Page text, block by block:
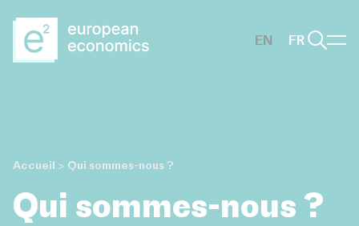
EN
FR
Accueil > Qui sommes-nous ?
Qui sommes-nous ?